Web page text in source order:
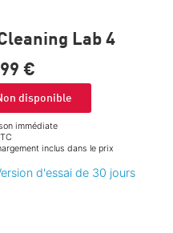
Lab 4
99 €
disponible
immédiate
inclus dans le prix
d'essai de 30 jours